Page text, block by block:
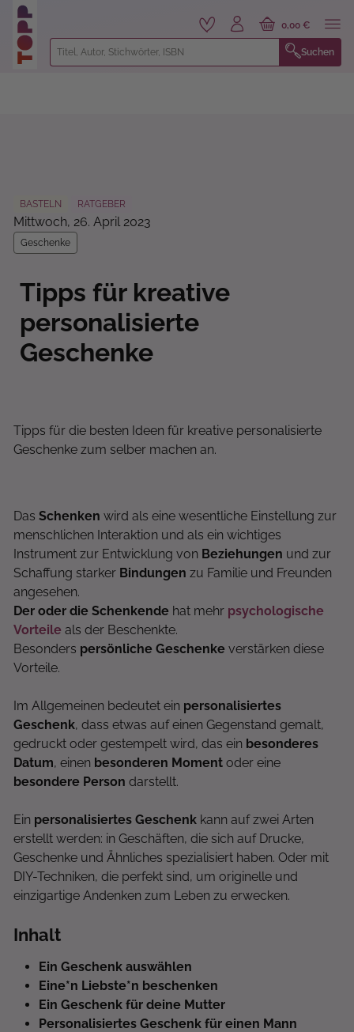
springen
Suchen
0,00 €
BASTELN RATGEBER
Mittwoch, 26. April 2023
Geschenke
Tipps für kreative
personalisierte
Geschenke
Tipps für die besten Ideen für kreative personalisierte
Geschenke zum selber machen an.
Das Schenken wird als eine wesentliche Einstellung zur
menschlichen Interaktion und als ein wichtiges
Instrument zur Entwicklung von Beziehungen und zur
Schaffung starker Bindungen zu Familie und Freunden
angesehen.
Der oder die Schenkende hat mehr psychologische
Vorteile als der Beschenkte.
Besonders persönliche Geschenke verstärken diese
Vorteile.
Im Allgemeinen bedeutet ein personalisiertes
Geschenk, dass etwas auf einen Gegenstand gemalt,
gedruckt oder gestempelt wird, das ein besonderes
Datum, einen besonderen Moment oder eine
besondere Person darstellt.
Ein personalisiertes Geschenk kann auf zwei Arten
erstellt werden: in Geschäften, die sich auf Drucke,
Geschenke und Ähnliches spezialisiert haben. Oder mit
DIY-Techniken, die perfekt sind, um originelle und
einzigartige Andenken zum Leben zu erwecken.
Inhalt
Ein Geschenk auswählen
Eine*n Liebste*n beschenken
Ein Geschenk für deine Mutter
Personalisiertes Geschenk für einen Mann